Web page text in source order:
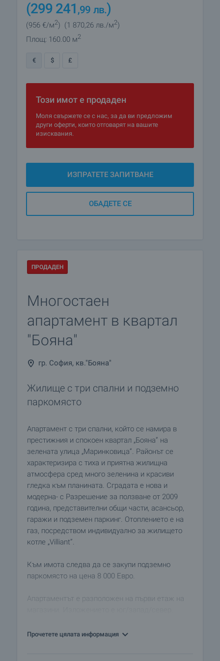
(299 241 ,99 лв.)
(956 €/м2) (1 870,26 лв./м2)
Площ: 160.00 м2
€ $ £
Този имот е продаден
Моля свържете се с нас, за да ви предложим
други оферти, които отговарят на вашите
изисквания.
ИЗПРАТЕТЕ ЗАПИТВАНЕ
ОБАДЕТЕ СЕ
ПРОДАДЕН
Многостаен
апартамент в квартал
"Бояна"
гр. София, кв."Бояна"
Жилище с три спални и подземно
паркомясто
Апартамент с три спални, който се намира в
престижния и спокоен квартал „Бояна” на
зелената улица „Маринковица”. Районът се
характеризира с тиха и приятна жилищна
атмосфера сред много зеленина и красиви
гледка към планината. Сградата е нова и
модерна- с Разрешение за ползване от 2009
година, представителни общи части, асансьор,
гаражи и подземен паркинг. Отоплението е на
газ, посредством индивидуално за жилището
котле „Villiant”.
Към имота следва да се закупи подземно
паркомясто на цена 8 000 Евро.
Апартаментът е разположен на първи етаж на
завършен:
Прочетете цялата информация